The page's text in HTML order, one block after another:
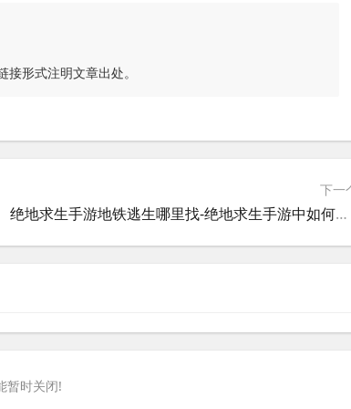
形式注明文章出处。
下一
绝地求生手游地铁逃生哪里找-绝地求生手游中如何在地铁地图中寻找逃生路线
暂时关闭!